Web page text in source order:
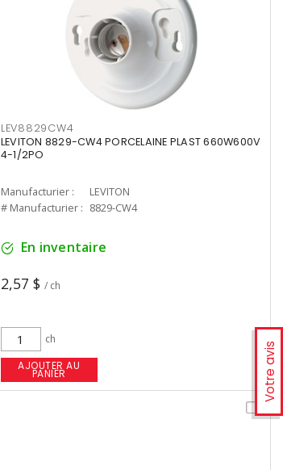
Votre avis
LEV8829CW4
LEVITON 8829-CW4 PORCELAINE PLAST 660W600V
4-1/2PO
Manufacturier :
LEVITON
# Manufacturier : 8829-CW4
En inventaire
2,57 $ / ch
ch
AJOUTER AU
PANIER